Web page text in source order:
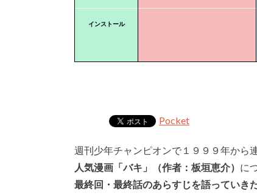
インストール
Pocket
週刊少年チャンピオンで１９９９年から
人気漫画「バキ」（作者：板垣恵介） に
最終回・最終話のあらすじを語っていき